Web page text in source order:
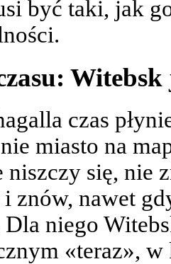
być taki, jak
czas
miasto na
niszczy się, nie
znów, nawet
niego
«teraz», w